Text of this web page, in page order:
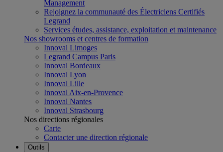
Management
Rejoignez la communauté des Électriciens Certifiés
Legrand
Services études, assistance, exploitation et maintenance
Nos showrooms et centres de formation
Innoval Limoges
Legrand Campus Paris
Innoval Bordeaux
Innoval Lyon
Innoval Lille
Innoval Aix-en-Provence
Innoval Nantes
Innoval Strasbourg
Nos directions régionales
Carte
Contacter une direction régionale
Outils